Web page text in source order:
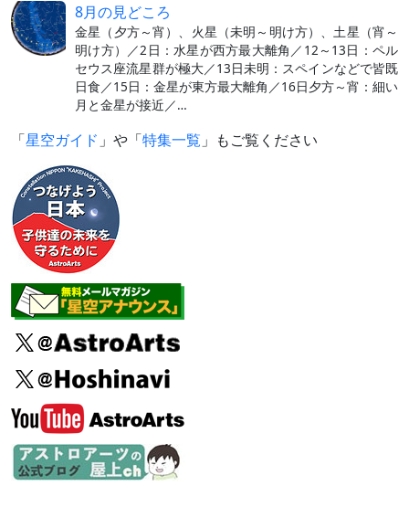
8月の見どころ
金星（夕方～宵）、火星（未明～明け方）、土星（宵～
明け方）／2日：水星が西方最大離角／12～13日：ペル
セウス座流星群が極大／13日未明：スペインなどで皆既
日食／15日：金星が東方最大離角／16日夕方～宵：細い
月と金星が接近／…
「星空ガイド 」や「特集一覧 」もご覧ください